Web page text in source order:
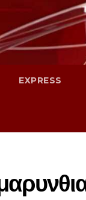
EXPRESS